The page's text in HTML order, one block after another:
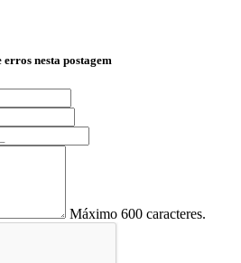
nesta postagem
Máximo 600 caracteres.